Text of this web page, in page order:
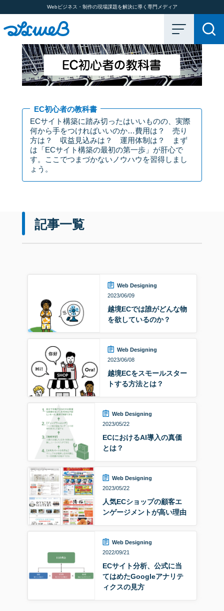
Webビジネス・制作の現場課題を解決に導く専門メディア
EC初心者の教科書
ECサイト構築に踏み切ったはいいものの、実際
何から手をつければいいのか…費用は？ 売り
方は？ 収益見込みは？ 運用体制は？ まず
は「ECサイト構築の最初の第一歩」が肝心で
す。ここでつまづかないノウハウを習得しまし
ょう。
記事一覧
Web Designing
2023/06/09
越境ECでは誰がどんな物
を欲しているのか？
Web Designing
2023/06/08
越境ECをスモールスター
トする方法とは？
Web Designing
2023/05/22
ECにおけるAI導入の真価
とは？
Web Designing
2023/05/22
人気ECショップの顧客エ
ンゲージメントが高い理由
Web Designing
2022/09/21
ECサイト分析、公式に当
てはめたGoogleアナリテ
ィクスの見方